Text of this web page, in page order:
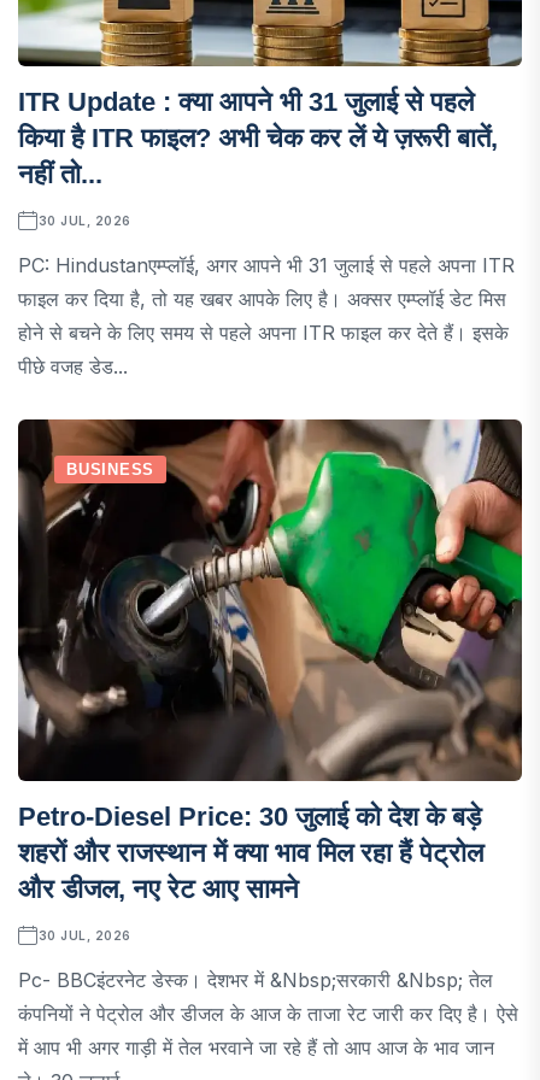
ITR Update : क्या आपने भी 31 जुलाई से पहले
किया है ITR फाइल? अभी चेक कर लें ये ज़रूरी बातें,
नहीं तो...
30 JUL, 2026
PC: Hindustanएम्प्लॉई, अगर आपने भी 31 जुलाई से पहले अपना ITR
फाइल कर दिया है, तो यह खबर आपके लिए है। अक्सर एम्प्लॉई डेट मिस
होने से बचने के लिए समय से पहले अपना ITR फाइल कर देते हैं। इसके
पीछे वजह डेड...
BUSINESS
Petro-Diesel Price: 30 जुलाई को देश के बड़े
शहरों और राजस्थान में क्या भाव मिल रहा हैं पेट्रोल
और डीजल, नए रेट आए सामने
30 JUL, 2026
Pc- BBCइंटरनेट डेस्क। देशभर में &nbsp;सरकारी &nbsp; तेल
कंपनियों ने पेट्रोल और डीजल के आज के ताजा रेट जारी कर दिए है। ऐसे
में आप भी अगर गाड़ी में तेल भरवाने जा रहे हैं तो आप आज के भाव जान